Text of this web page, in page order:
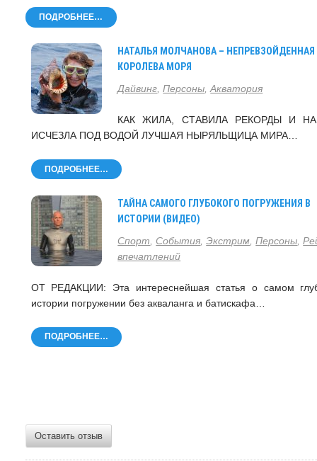
ПОДРОБНЕЕ…
НАТАЛЬЯ МОЛЧАНОВА – НЕПРЕВЗОЙДЕННАЯ
КОРОЛЕВА МОРЯ
Дайвинг ,Персоны ,Акватория
КАК ЖИЛА, СТАВИЛА РЕКОРДЫ И
ИСЧЕЗЛА ПОД ВОДОЙ ЛУЧШАЯ НЫРЯЛЬЩИЦА МИРА…
ПОДРОБНЕЕ…
ТАЙНА САМОГО ГЛУБОКОГО ПОГРУЖЕНИЯ В
ИСТОРИИ (ВИДЕО)
Спорт
События ,Экстрим ,Персоны ,
впечатлений
ОТ РЕДАКЦИИ: Эта интереснейшая статья о самом
истории погружении без акваланга и батискафа…
ПОДРОБНЕЕ…
Оставить отзыв